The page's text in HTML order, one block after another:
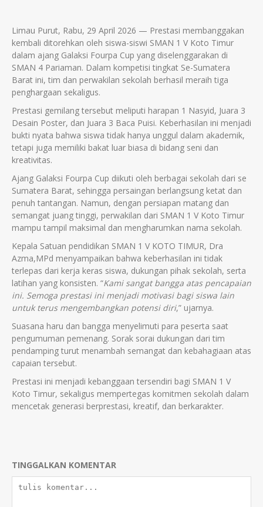
Limau Purut, Rabu, 29 April 2026 — Prestasi membanggakan
kembali ditorehkan oleh siswa-siswi SMAN 1 V Koto Timur
dalam ajang Galaksi Fourpa Cup yang diselenggarakan di
SMAN 4 Pariaman. Dalam kompetisi tingkat Se-Sumatera
Barat ini, tim dan perwakilan sekolah berhasil meraih tiga
penghargaan sekaligus.
Prestasi gemilang tersebut meliputi harapan 1 Nasyid, Juara 3
Desain Poster, dan Juara 3 Baca Puisi. Keberhasilan ini menjadi
bukti nyata bahwa siswa tidak hanya unggul dalam akademik,
tetapi juga memiliki bakat luar biasa di bidang seni dan
kreativitas.
Ajang Galaksi Fourpa Cup diikuti oleh berbagai sekolah dari se
Sumatera Barat, sehingga persaingan berlangsung ketat dan
penuh tantangan. Namun, dengan persiapan matang dan
semangat juang tinggi, perwakilan dari SMAN 1 V Koto Timur
mampu tampil maksimal dan mengharumkan nama sekolah.
Kepala Satuan pendidikan SMAN 1 V KOTO TIMUR, Dra
Azma,MPd menyampaikan bahwa keberhasilan ini tidak
terlepas dari kerja keras siswa, dukungan pihak sekolah, serta
latihan yang konsisten. “Kami sangat bangga atas pencapaian
ini. Semoga prestasi ini menjadi motivasi bagi siswa lain
untuk terus mengembangkan potensi diri,” ujarnya.
Suasana haru dan bangga menyelimuti para peserta saat
pengumuman pemenang. Sorak sorai dukungan dari tim
pendamping turut menambah semangat dan kebahagiaan atas
capaian tersebut.
Prestasi ini menjadi kebanggaan tersendiri bagi SMAN 1 V
Koto Timur, sekaligus mempertegas komitmen sekolah dalam
mencetak generasi berprestasi, kreatif, dan berkarakter.
TINGGALKAN KOMENTAR